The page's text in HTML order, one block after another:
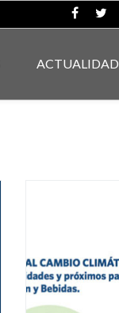
ACTUALIDAD